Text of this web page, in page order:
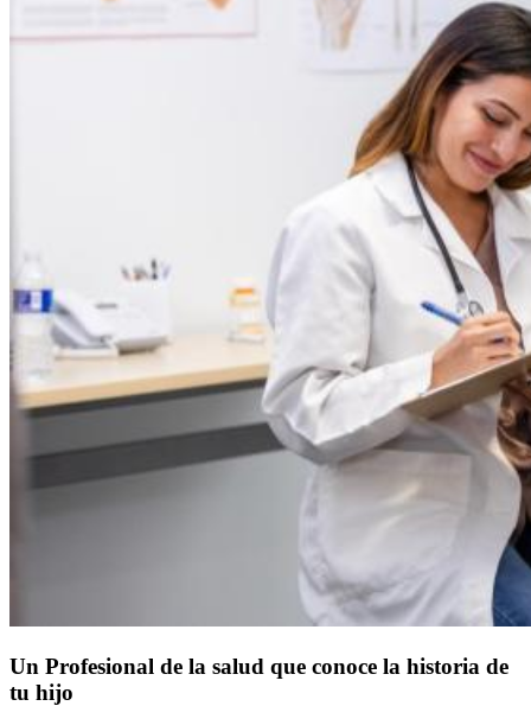
Un Profesional de la salud que conoce la historia de
tu hijo